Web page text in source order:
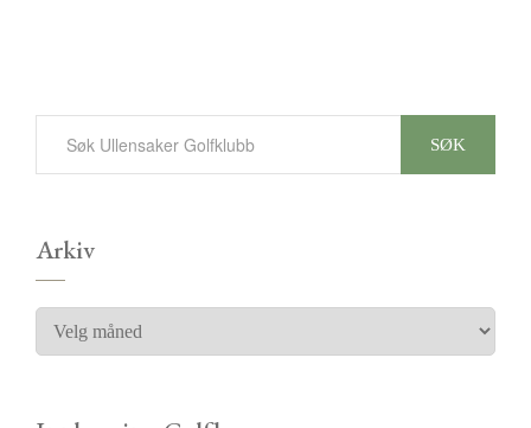
SØK
Arkiv